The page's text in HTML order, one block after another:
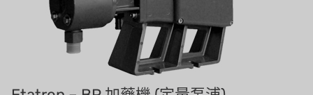
德國 SIEMENS
美國 PULSAFEEDER
丹麥 DANFOSS